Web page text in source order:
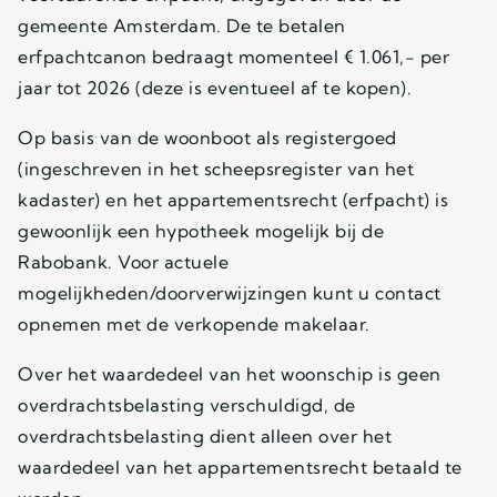
gemeente Amsterdam. De te betalen
erfpachtcanon bedraagt momenteel € 1.061,- per
jaar tot 2026 (deze is eventueel af te kopen).
Op basis van de woonboot als registergoed
(ingeschreven in het scheepsregister van het
kadaster) en het appartementsrecht (erfpacht) is
gewoonlijk een hypotheek mogelijk bij de
Rabobank. Voor actuele
mogelijkheden/doorverwijzingen kunt u contact
opnemen met de verkopende makelaar.
Over het waardedeel van het woonschip is geen
overdrachtsbelasting verschuldigd, de
overdrachtsbelasting dient alleen over het
waardedeel van het appartementsrecht betaald te